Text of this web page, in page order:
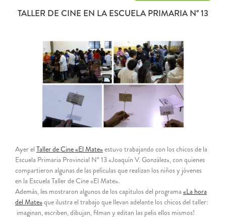
TALLER DE CINE EN LA ESCUELA PRIMARIA N° 13
Ayer el Taller de Cine «El Mate»estuvo trabajando con los chicos de la
Escuela Primaria Provincial N° 13 «Joaquín V. González», con quienes
compartieron algunas de las películas que realizan los niños y jóvenes
en la Escuela Taller de Cine «El Mate».
Además, les mostraron algunos de los capítulos del programa «La hora
del Mate»que ilustra el trabajo que llevan adelante los chicos del taller:
imaginan, escriben, dibujan, filman y editan las pelis ellos mismos!